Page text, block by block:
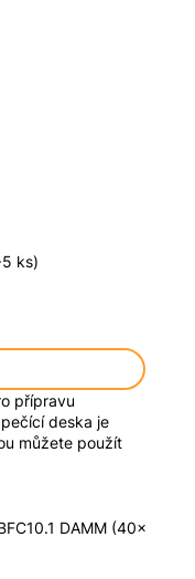
ks)
přípravu
deska je
můžete použít
DAMM